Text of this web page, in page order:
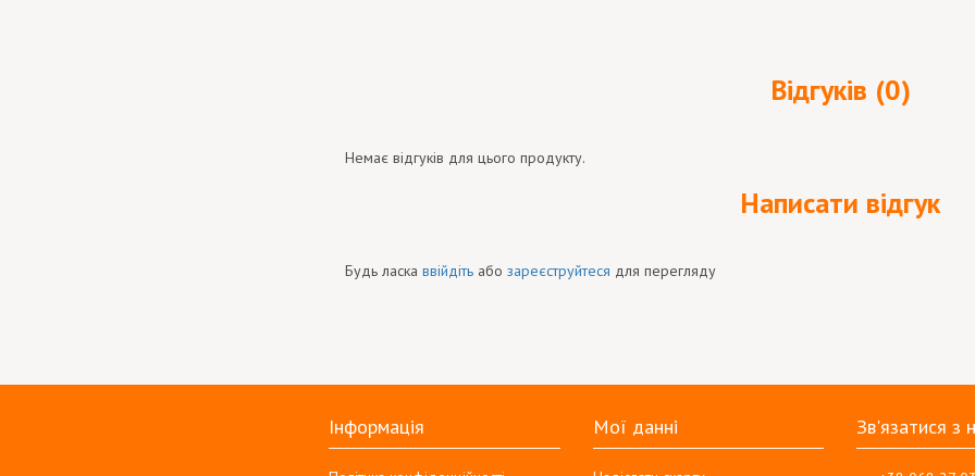
Відгуків (0)
Немає відгуків для цього продукту.
Написати відгук
Будь ласка ввійдіть або зареєструйтеся для перегляду
Інформація Мої данні Зв'язатися з